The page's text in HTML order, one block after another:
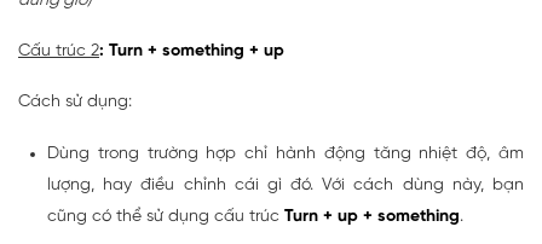
Cấu trúc 2: Turn + something + up
Cách sử dụng:
Dùng trong trường hợp chỉ hành động tăng nhiệt độ, âm
lượng, hay điều chỉnh cái gì đó. Với cách dùng này, bạn
cũng có thể sử dụng cấu trúc Turn + up + something.